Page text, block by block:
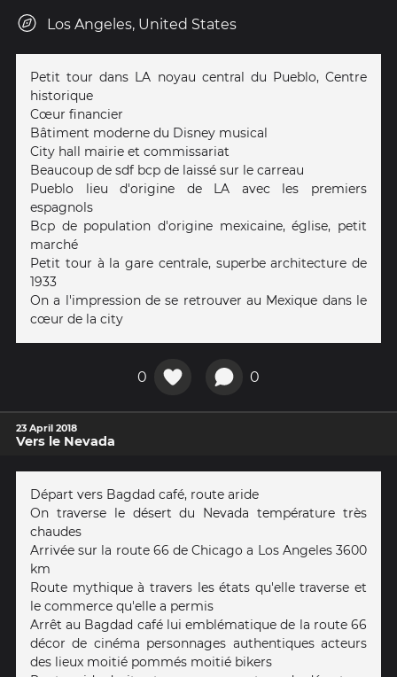
Los Angeles, United States
Petit tour dans LA noyau central du Pueblo, Centre
historique
Cœur financier
Bâtiment moderne du Disney musical
City hall mairie et commissariat
Beaucoup de sdf bcp de laissé sur le carreau
Pueblo lieu d'origine de LA avec les premiers
espagnols
Bcp de population d'origine mexicaine, église, petit
marché
Petit tour à la gare centrale, superbe architecture de
1933
On a l'impression de se retrouver au Mexique dans le
cœur de la city
0 0
23 April 2018
Vers le Nevada
Départ vers Bagdad café, route aride
On traverse le désert du Nevada température très
chaudes
Arrivée sur la route 66 de Chicago a Los Angeles 3600
km
Route mythique à travers les états qu'elle traverse et
le commerce qu'elle a permis
Arrêt au Bagdad café lui emblématique de la route 66
décor de cinéma personnages authentiques acteurs
des lieux moitié pommés moitié bikers